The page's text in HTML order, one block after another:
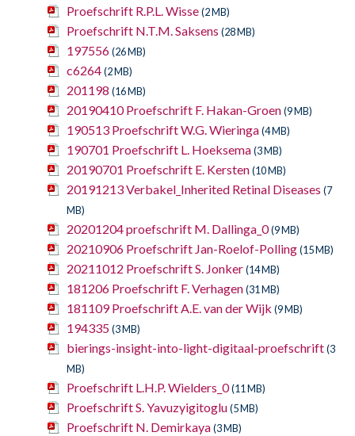
Proefschrift R.P.L. Wisse(2 MB)
Proefschrift N.T.M. Saksens (28 MB)
197556(26 MB)
c6264(2 MB)
201198 (16 MB)
20190410 Proefschrift F. Hakan-Groen(9 MB)
190513 Proefschrift W.G. Wieringa(4 MB)
190701 Proefschrift L. Hoeksema(3 MB)
20190701 Proefschrift E. Kersten(10 MB)
20191213 Verbakel_Inherited Retinal Diseases (7
MB)
20201204 proefschrift M. Dallinga_0(9 MB)
20210906 Proefschrift Jan-Roelof-Polling(15 MB)
20211012 Proefschrift S. Jonker(14 MB)
181206 Proefschrift F. Verhagen(31 MB)
181109 Proefschrift A.E. van der Wijk (9 MB)
194335(3 MB)
bierings-insight-into-light-digitaal-proefschrift(3
MB)
Proefschrift L.H.P. Wielders_0(11 MB)
Proefschrift S. Yavuzyigitoglu(5 MB)
Proefschrift N. Demirkaya(3 MB)